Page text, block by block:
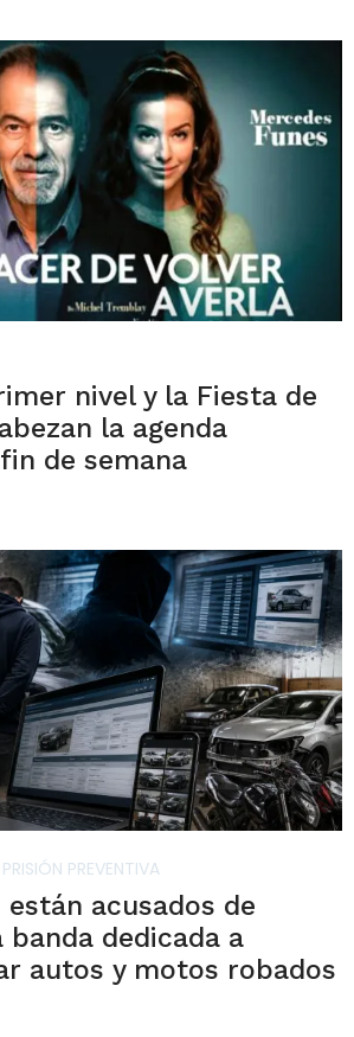
nivel y la Fiesta de
la agenda
de semana
PREVENTIVA
acusados de
dedicada a
autos y motos robados